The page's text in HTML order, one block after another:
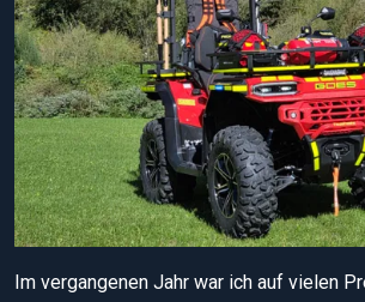
Im vergangenen Jahr war ich auf vielen